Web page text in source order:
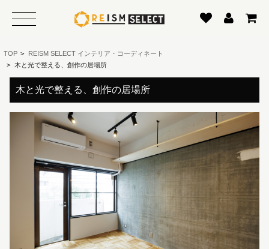
TOP > REISM SELECT インテリア・コーディネート
> 木と光で整える、創作の居場所
木と光で整える、創作の居場所